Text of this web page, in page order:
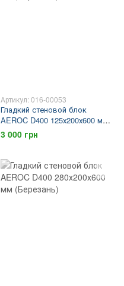
Артикул: 016-00053
Гладкий стеновой блок
AEROC D400 125х200х600 мм
(Березань)
3 000 грн